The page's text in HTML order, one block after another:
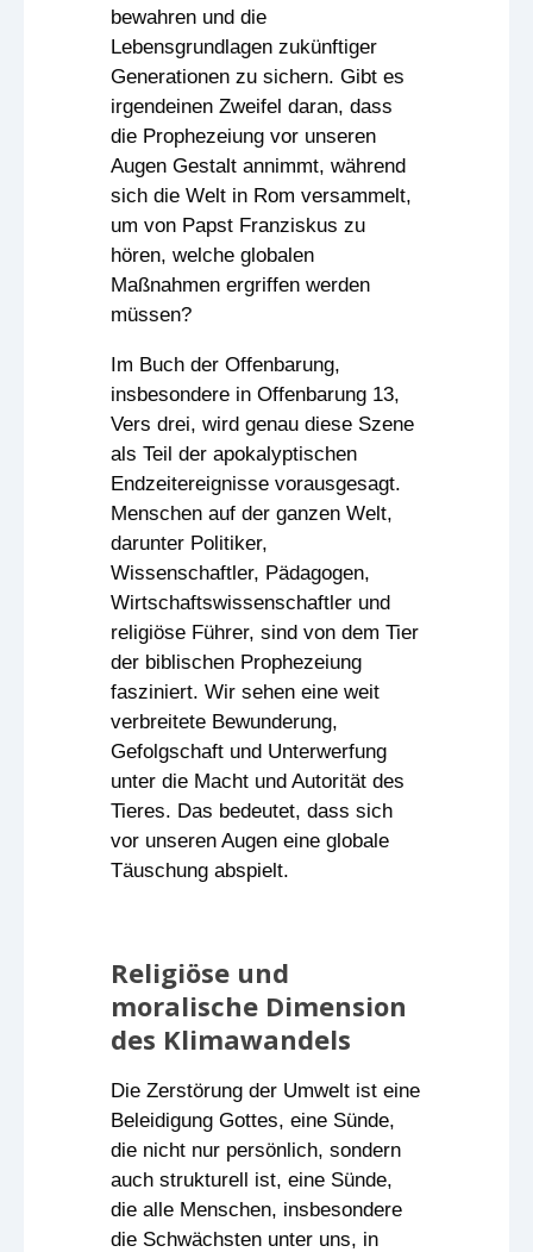
bewahren und die
Lebensgrundlagen zukünftiger
Generationen zu sichern. Gibt es
irgendeinen Zweifel daran, dass
die Prophezeiung vor unseren
Augen Gestalt annimmt, während
sich die Welt in Rom versammelt,
um von Papst Franziskus zu
hören, welche globalen
Maßnahmen ergriffen werden
müssen?
Im Buch der Offenbarung,
insbesondere in Offenbarung 13,
Vers drei, wird genau diese Szene
als Teil der apokalyptischen
Endzeitereignisse vorausgesagt.
Menschen auf der ganzen Welt,
darunter Politiker,
Wissenschaftler, Pädagogen,
Wirtschaftswissenschaftler und
religiöse Führer, sind von dem Tier
der biblischen Prophezeiung
fasziniert. Wir sehen eine weit
verbreitete Bewunderung,
Gefolgschaft und Unterwerfung
unter die Macht und Autorität des
Tieres. Das bedeutet, dass sich
vor unseren Augen eine globale
Täuschung abspielt.
Religiöse und
moralische Dimension
des Klimawandels
Die Zerstörung der Umwelt ist eine
Beleidigung Gottes, eine Sünde,
die nicht nur persönlich, sondern
auch strukturell ist, eine Sünde,
die alle Menschen, insbesondere
die Schwächsten unter uns, in